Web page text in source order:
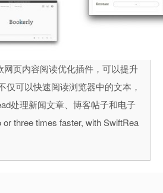
网页内容阅读优化插件，可以提升
仅可以快速阅读浏览器中的文本，
处理新闻文章、博客帖子和电子
three times faster, with SwiftRea